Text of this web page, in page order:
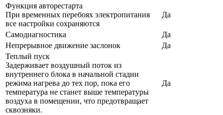
Функция авторестарта
При временных перебоях электропитания
все настройки сохраняются
Да
Самодиагностика
Да
Непрерывное движение заслонок
Да
Теплый пуск
Задерживает воздушный поток из
внутреннего блока в начальной стадии
режима нагрева до тех пор, пока его
температура не станет выше температуры
воздуха в помещении, что предотвращает
сквозняки.
Да